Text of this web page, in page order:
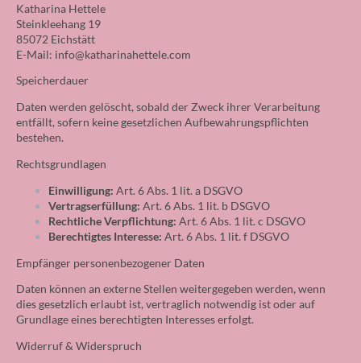
Katharina Hettele
Steinkleehang 19
85072 Eichstätt
E-Mail: info@katharinahettele.com
Speicherdauer
Daten werden gelöscht, sobald der Zweck ihrer Verarbeitung
entfällt, sofern keine gesetzlichen Aufbewahrungspflichten
bestehen.
Rechtsgrundlagen
Einwilligung: Art. 6 Abs. 1 lit. a DSGVO
Vertragserfüllung: Art. 6 Abs. 1 lit. b DSGVO
Rechtliche Verpflichtung: Art. 6 Abs. 1 lit. c DSGVO
Berechtigtes Interesse: Art. 6 Abs. 1 lit. f DSGVO
Empfänger personenbezogener Daten
Daten können an externe Stellen weitergegeben werden, wenn
dies gesetzlich erlaubt ist, vertraglich notwendig ist oder auf
Grundlage eines berechtigten Interesses erfolgt.
Widerruf & Widerspruch